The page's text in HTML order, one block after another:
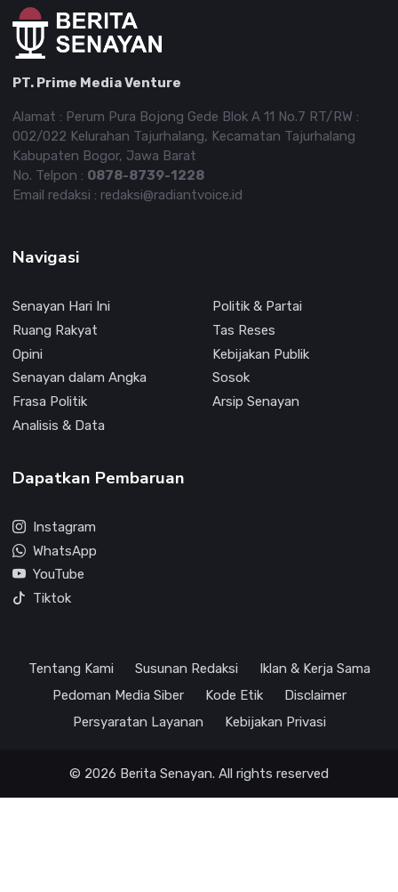
PT. Prime Media Venture
Alamat : Perum Pura Bojong Gede Blok A 11 No.7 RT/RW :
002/022 Kelurahan Tajurhalang, Kecamatan Tajurhalang
Kabupaten Bogor, Jawa Barat
No. Telpon : 0878-8739-1228
Email redaksi : redaksi@radiantvoice.id
Navigasi
Senayan Hari Ini
Politik & Partai
Ruang Rakyat
Tas Reses
Opini
Kebijakan Publik
Senayan dalam Angka
Sosok
Frasa Politik
Arsip Senayan
Analisis & Data
Dapatkan Pembaruan
Instagram
WhatsApp
YouTube
Tiktok
Tentang Kami Susunan Redaksi
Iklan & Kerja Sama
Pedoman Media Siber
Kode Etik
Disclaimer
Persyaratan Layanan
Kebijakan Privasi
© 2026 Berita Senayan. All rights reserved